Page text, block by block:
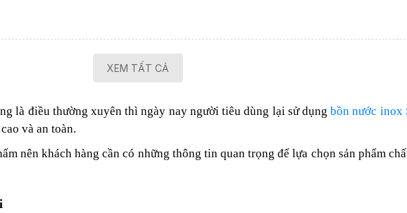
XEM TẤT CẢ
là điều thường xuyên thì ngày nay người tiêu dùng lại sử dụngbồn nước inox
và an toàn.
nên khách hàng cần có những thông tin quan trọng để lựa chọn sản phẩm